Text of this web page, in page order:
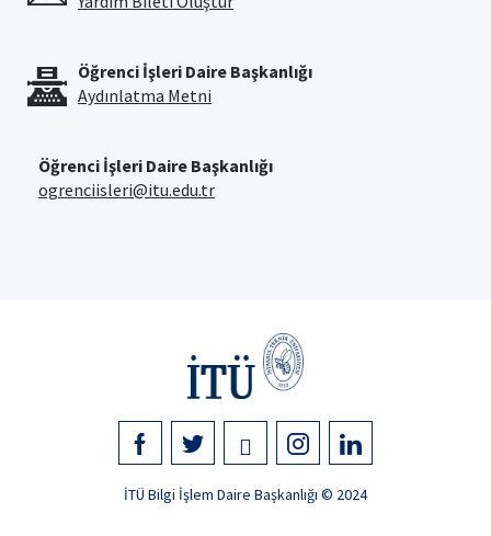
Öğrenci İşleri Daire Başkanlığı
Aydınlatma Metni
Öğrenci İşleri Daire Başkanlığı
ogrenciisleri@itu.edu.tr
İTÜ Bilgi İşlem Daire Başkanlığı © 2024